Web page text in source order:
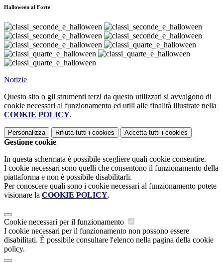
Halloween al Forte
Notizie
Questo sito o gli strumenti terzi da questo utilizzati si avvalgono di
cookie necessari al funzionamento ed utili alle finalità illustrate nella
COOKIE POLICY.
Personalizza Rifiuta tutti i cookies Accetta tutti i cookies
Gestione cookie
In questa schermata è possibile scegliere quali cookie consentire.
I cookie necessari sono quelli che consentono il funzionamento della
piattaforma e non è possibile disabilitarli.
Per conoscere quali sono i cookie necessari al funzionamento potete
visionare la COOKIE POLICY.
Cookie necessari per il funzionamento
I cookie necessari per il funzionamento non possono essere
disabilitati. È possibile consultare l'elenco nella pagina della cookie
policy.